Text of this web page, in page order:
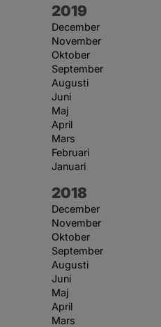
År:
2019
December
November
Oktober
September
Augusti
Juni
Maj
April
Mars
Februari
Januari
År:
2018
December
November
Oktober
September
Augusti
Juni
Maj
April
Mars